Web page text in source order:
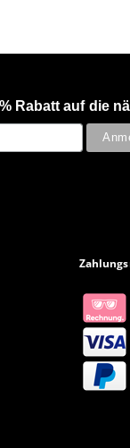
Rabatt auf die